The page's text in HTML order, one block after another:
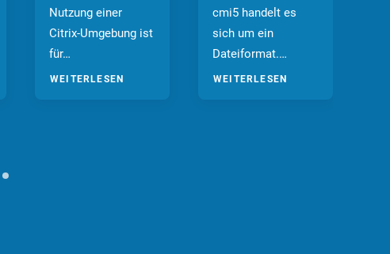
Nutzung einer
Citrix-Umgebung ist
für…
WEITERLESEN
cmi5 handelt es
sich um ein
Dateiformat.…
WEITERLESEN